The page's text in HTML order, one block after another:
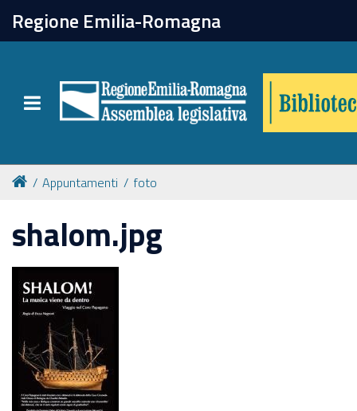
Regione Emilia-Romagna
Toggle navigation
chiudi
Catalogo online
Collezioni
Per approfondire
Appuntamenti
Prenotazione spazi
Appuntamenti foto
shalom.jpg